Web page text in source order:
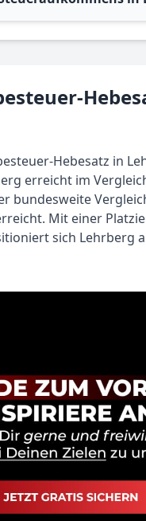
Hebesatz in
erreicht im
bundesweite
Mit einer
sich Lehrberg